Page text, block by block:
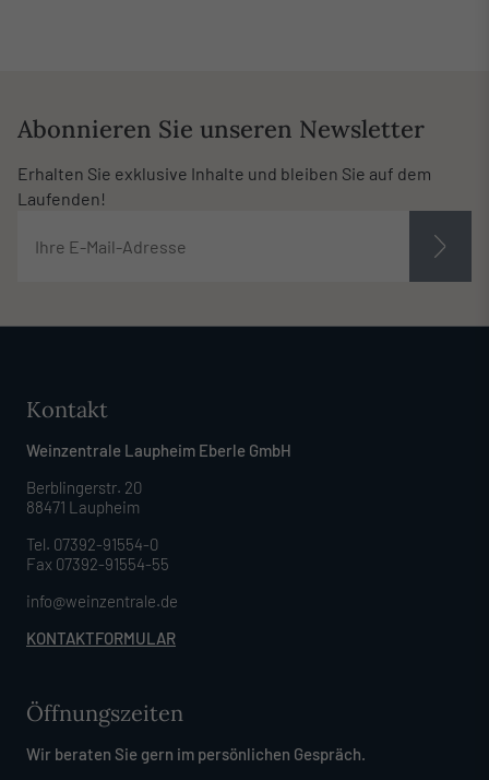
Abonnieren Sie unseren Newsletter
Erhalten Sie exklusive Inhalte und bleiben Sie auf dem
Laufenden!
Kontakt
Weinzentrale Laupheim Eberle GmbH
Berblingerstr. 20
88471 Laupheim
Tel. 07392-91554-0
Fax 07392-91554-55
info@weinzentrale.de
KONTAKTFORMULAR
Öffnungszeiten
Wir beraten Sie gern im persönlichen Gespräch.